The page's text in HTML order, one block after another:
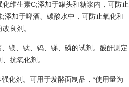
维生素C;添加于罐头和糖浆内，可防止
添加于啤酒、碳酸水中，可防止氧化和
良剂。
镁、钛、钨、锑、磷的试剂。酸酐测定
抗氧化剂。
化剂。可用于发酵面制品，*使用量为